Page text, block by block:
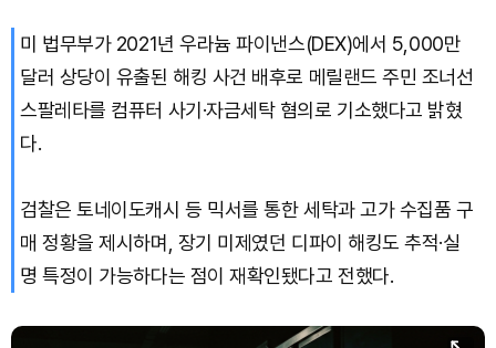
미 법무부가 2021년 우라늄 파이낸스(DEX)에서 5,000만
달러 상당이 유출된 해킹 사건 배후로 메릴랜드 주민 조너선
스팔레타를 컴퓨터 사기·자금세탁 혐의로 기소했다고 밝혔
다.
검찰은 토네이도캐시 등 믹서를 통한 세탁과 고가 수집품 구
매 정황을 제시하며, 장기 미제였던 디파이 해킹도 추적·실
명 특정이 가능하다는 점이 재확인됐다고 전했다.